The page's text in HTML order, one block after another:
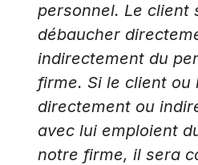
personnel. Le client
débaucher
indirectement du
firme. Si le client ou
directement ou
avec lui emploient
notre firme, il sera